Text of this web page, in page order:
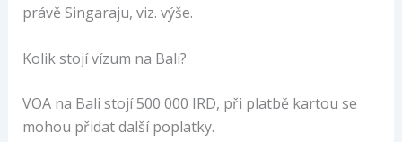
právě Singaraju, viz. výše.
Kolik stojí vízum na Bali?
VOA na Bali stojí 500 000 IRD, při platbě kartou se
mohou přidat další poplatky.